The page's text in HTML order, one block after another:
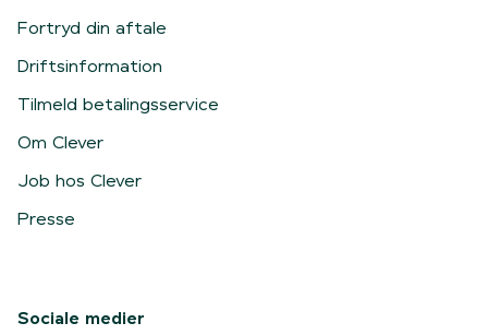
Fortryd din aftale
Driftsinformation
Tilmeld betalingsservice
Om Clever
Job hos Clever
Presse
Sociale medier